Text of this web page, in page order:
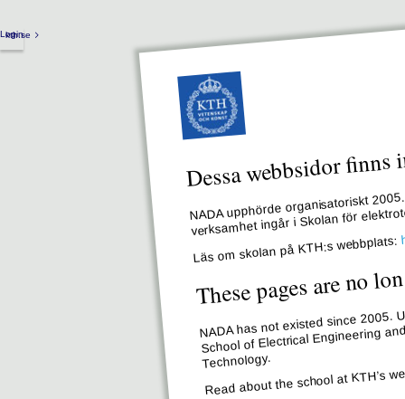
kth.se
Login
Dessa webbsidor
NADA upphörde organisatoriskt
verksamhet ingår i Skolan för
Läs om skolan på KTH:s webbplats:
These pages are no
NADA has not existed since
School of Electrical Engineering
Technology.
Read about the school at KTH’s